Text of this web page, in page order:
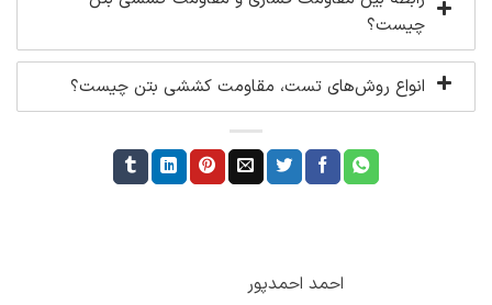
چیست؟
انواع روش‌های تست، مقاومت کششی بتن چیست؟
احمد احمدپور